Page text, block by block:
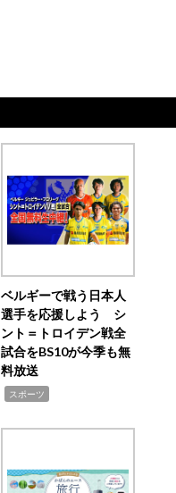
ベルギーで戦う日本人
選手を応援しよう シ
ント＝トロイデン戦全
試合をBS10が今季も無
料放送
スポーツ